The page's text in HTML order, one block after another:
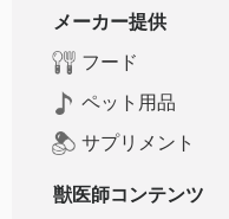
メーカー提供
フード
ペット用品
サプリメント
獣医師コンテンツ